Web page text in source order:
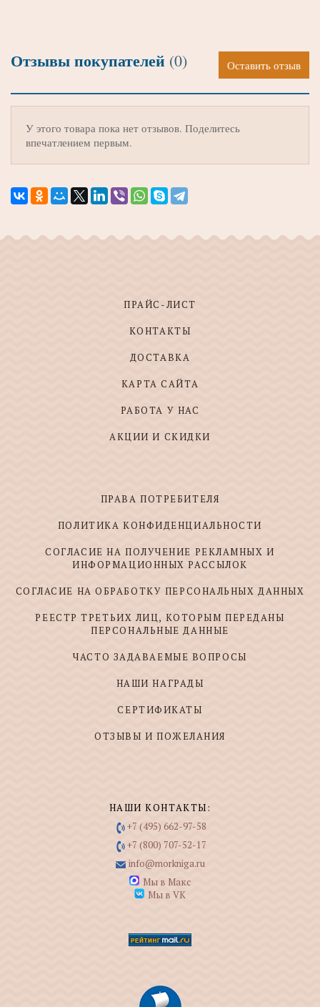
Отзывы покупателей (0) Оставить отзыв
У этого товара пока нет отзывов. Поделитесь
впечатлением первым.
ПРАЙС-ЛИСТ
КОНТАКТЫ
ДОСТАВКА
КАРТА САЙТА
РАБОТА У НАС
АКЦИИ И СКИДКИ
ПРАВА ПОТРЕБИТЕЛЯ
ПОЛИТИКА КОНФИДЕНЦИАЛЬНОСТИ
СОГЛАСИЕ НА ПОЛУЧЕНИЕ РЕКЛАМНЫХ И
ИНФОРМАЦИОННЫХ РАССЫЛОК
СОГЛАСИЕ НА ОБРАБОТКУ ПЕРСОНАЛЬНЫХ ДАННЫХ
РЕЕСТР ТРЕТЬИХ ЛИЦ, КОТОРЫМ ПЕРЕДАНЫ
ПЕРСОНАЛЬНЫЕ ДАННЫЕ
ЧАСТО ЗАДАВАЕМЫЕ ВОПРОСЫ
НАШИ НАГРАДЫ
СЕРТИФИКАТЫ
ОТЗЫВЫ И ПОЖЕЛАНИЯ
НАШИ КОНТАКТЫ:
+7 (495) 662-97-58
+7 (800) 707-52-17
info@morkniga.ru
Мы в Макс
Мы в VK